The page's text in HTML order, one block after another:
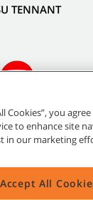
TENNANT
Tutti i diritti
generali |
Cookies”, you
to enhance site
in our marketing
Accept All